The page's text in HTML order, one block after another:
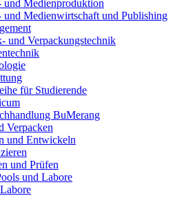
und Medienproduktion
und Medienwirtschaft und Publishing
und Verpackungstechnik
für Studierende
BuMerang
Verpacken
und Entwickeln
und Prüfen
und Labore